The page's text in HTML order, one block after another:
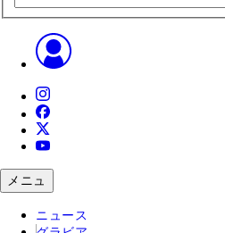
メニュ
ニュース